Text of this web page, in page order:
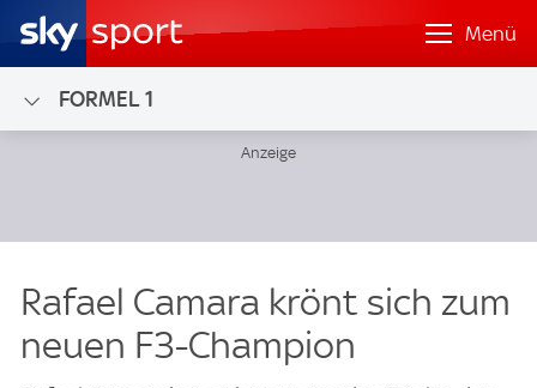
Menü
FORMEL 1
Rafael Camara krönt sich zum
neuen F3-Champion